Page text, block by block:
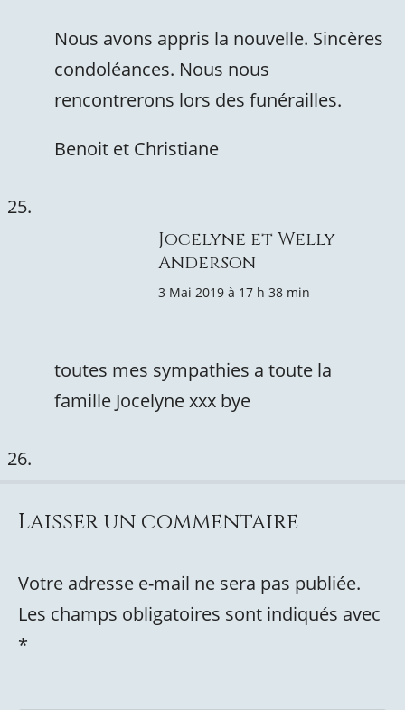
Nous avons appris la nouvelle. Sincères
condoléances. Nous nous
rencontrerons lors des funérailles.
Benoit et Christiane
Jocelyne et Welly
Anderson
3 Mai 2019 à 17 h 38 min
toutes mes sympathies a toute la
famille Jocelyne xxx bye
Laisser un commentaire
Votre adresse e-mail ne sera pas publiée.
Les champs obligatoires sont indiqués avec
*